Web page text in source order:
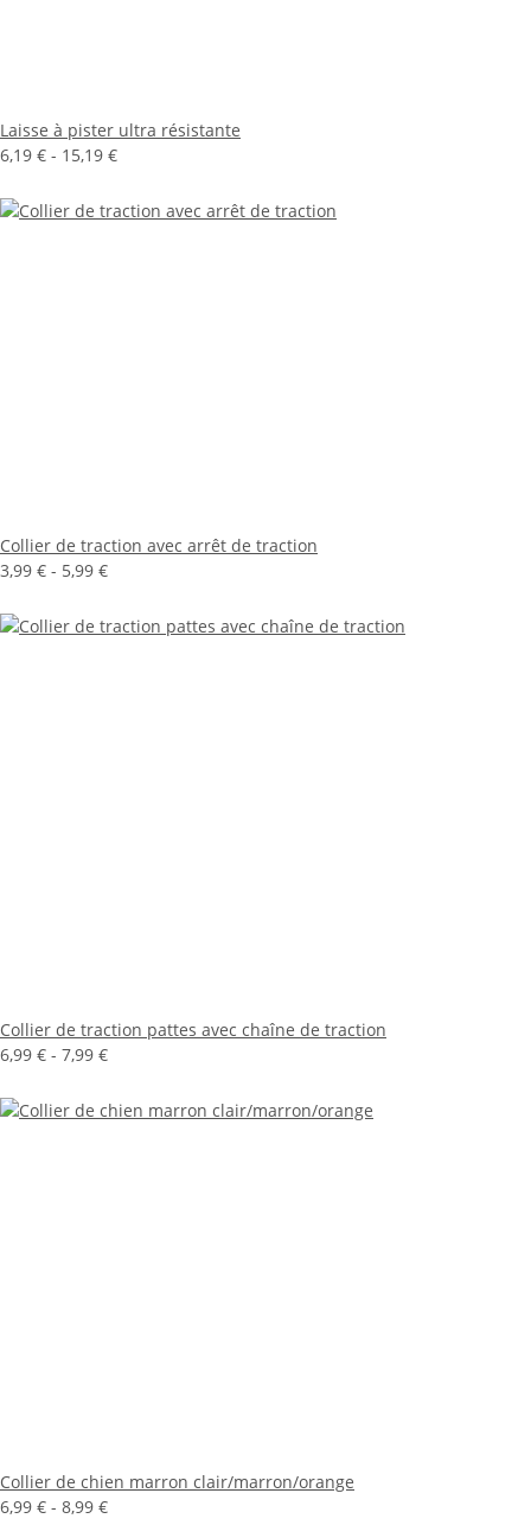
Laisse à pister ultra résistante
6,19 € - 15,19 €
Collier de traction avec arrêt de traction
3,99 € - 5,99 €
Collier de traction pattes avec chaîne de traction
6,99 € - 7,99 €
Collier de chien marron clair/marron/orange
6,99 € - 8,99 €